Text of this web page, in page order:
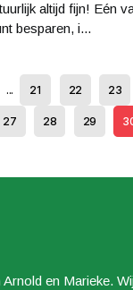
altijd fijn! Eén
besparen, i...
... 21 22 23
27 28 29
en Marieke.